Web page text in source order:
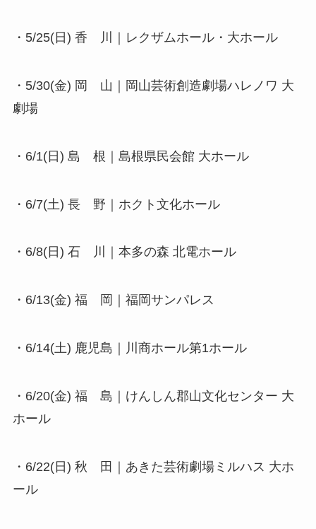
・5/25(日) 香 川｜レクザムホール・大ホール
・5/30(金) 岡 山｜岡山芸術創造劇場ハレノワ 大
劇場
・6/1(日) 島 根｜島根県民会館 大ホール
・6/7(土) 長 野｜ホクト文化ホール
・6/8(日) 石 川｜本多の森 北電ホール
・6/13(金) 福 岡｜福岡サンパレス
・6/14(土) 鹿児島｜川商ホール第1ホール
・6/20(金) 福 島｜けんしん郡山文化センター 大
ホール
・6/22(日) 秋 田｜あきた芸術劇場ミルハス 大ホ
ール